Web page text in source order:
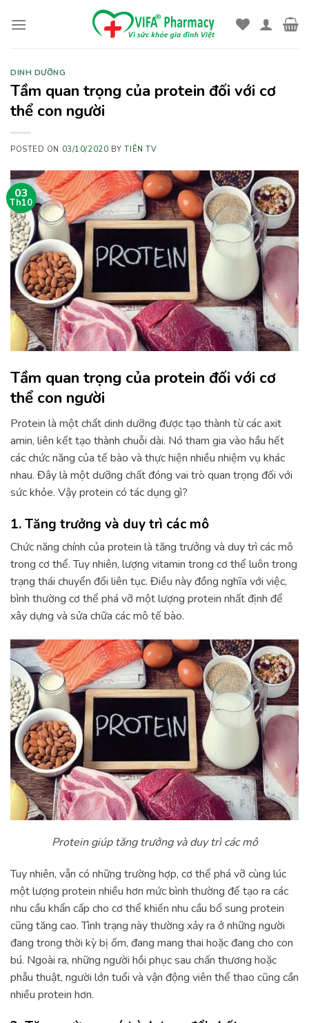
DINH DƯỠNG
Tầm quan trọng của protein đối với cơ
thể con người
POSTED ON 03/10/2020 BYTIÊN TV
03
Th10
Tầm quan trọng của protein đối với cơ
thể con người
Protein là một chất dinh dưỡng được tạo thành từ các axit
amin, liên kết tạo thành chuỗi dài. Nó tham gia vào hầu hết
các chức năng của tế bào và thực hiện nhiều nhiệm vụ khác
nhau. Đây là một dưỡng chất đóng vai trò quan trọng đối với
sức khỏe. Vậy protein có tác dụng gì?
1. Tăng trưởng và duy trì các mô
Chức năng chính của protein là tăng trưởng và duy trì các mô
trong cơ thể. Tuy nhiên, lượng vitamin trong cơ thể luôn trong
trạng thái chuyển đổi liên tục. Điều này đồng nghĩa với việc,
bình thường cơ thể phá vỡ một lượng protein nhất định để
xây dựng và sửa chữa các mô tế bào.
Protein giúp tăng trưởng và duy trì các mô
Tuy nhiên, vẫn có những trường hợp, cơ thể phá vỡ cùng lúc
một lượng protein nhiều hơn mức bình thường để tạo ra các
nhu cầu khẩn cấp cho cơ thể khiến nhu cầu bổ sung protein
cũng tăng cao. Tình trạng này thường xảy ra ở những người
đang trong thời kỳ bị ốm, đang mang thai hoặc đang cho con
bú. Ngoài ra, những người hồi phục sau chấn thương hoặc
phẫu thuật, người lớn tuổi và vận động viên thể thao cũng cần
nhiều protein hơn.